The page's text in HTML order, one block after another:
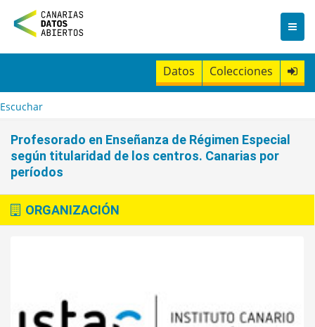
n
t
Datos Colecciones
Escuchar
Profesorado en Enseñanza de Régimen Especial
según titularidad de los centros. Canarias por
períodos
ORGANIZACIÓN